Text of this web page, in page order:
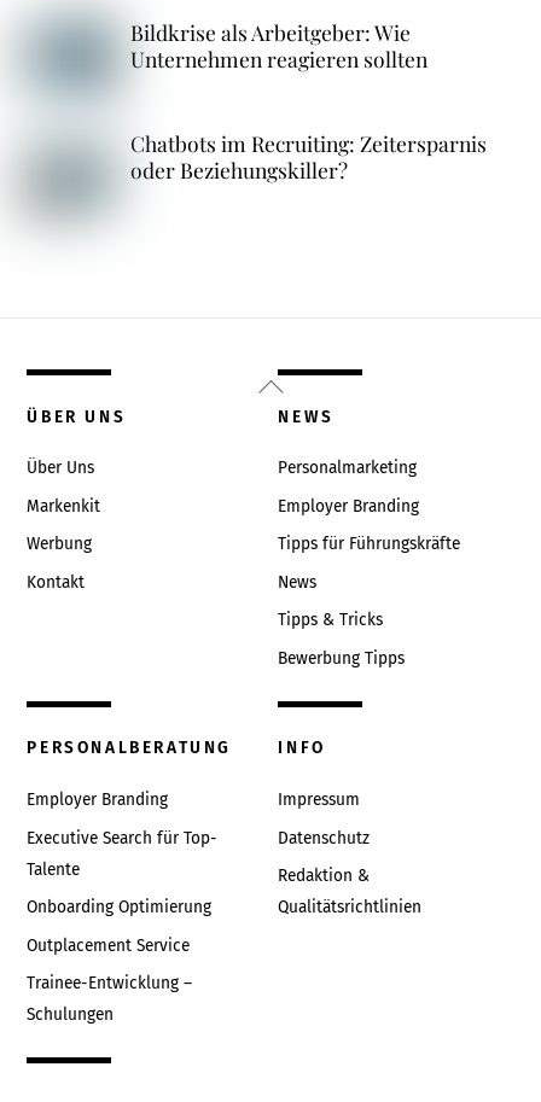
Bildkrise als Arbeitgeber: Wie
Unternehmen reagieren sollten
Chatbots im Recruiting: Zeitersparnis
oder Beziehungskiller?
Back
To
ÜBER UNS
Über Uns
Markenkit
Werbung
Kontakt
NEWS
Personalmarketing
Employer Branding
Tipps für Führungskräfte
News
Tipps & Tricks
Bewerbung Tipps
PERSONALBERATUNG
Employer Branding
Executive Search für Top-
Talente
Onboarding Optimierung
Outplacement Service
Trainee-Entwicklung –
Schulungen
INFO
Impressum
Datenschutz
Redaktion &
Qualitätsrichtlinien